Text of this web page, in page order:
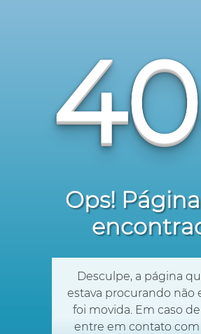
Ops!
Desculpe, a página
estava procurando não
foi movida. Em caso
entre em contato com